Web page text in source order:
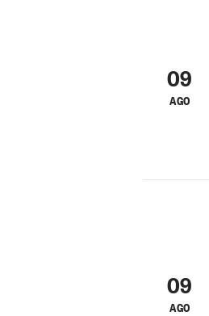
09
AGO
09
AGO